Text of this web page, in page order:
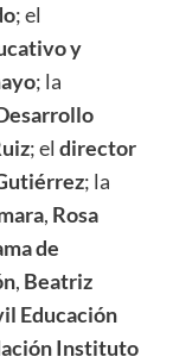
; el
y
; la
; ​​el director
; la
, Rosa
de
, Beatriz
Educación
Instituto